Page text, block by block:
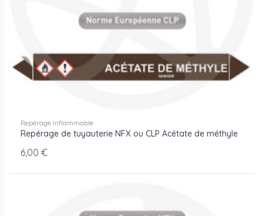
Repérage Inflammable
Repérage de tuyauterie NFX ou CLP Acétate de méthyle
6,00 €